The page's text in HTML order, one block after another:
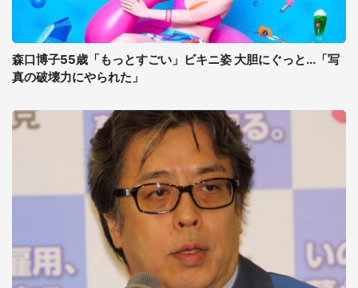
森口博子55歳「もっとすごい」ビキニ姿 大胆にぐっと...「写
真の破壊力にやられた」